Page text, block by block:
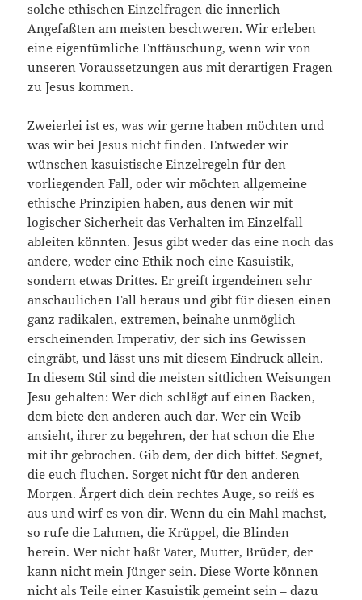
solche ethischen Einzelfragen die innerlich
Angefaßten am meisten beschweren. Wir erleben
eine eigentümliche Enttäuschung, wenn wir von
unseren Voraussetzungen aus mit derartigen Fragen
zu Jesus kommen.
Zweierlei ist es, was wir gerne haben möchten und
was wir bei Jesus nicht finden. Entweder wir
wünschen kasuistische Einzelregeln für den
vorliegenden Fall, oder wir möchten allgemeine
ethische Prinzipien haben, aus denen wir mit
logischer Sicherheit das Verhalten im Einzelfall
ableiten könnten. Jesus gibt weder das eine noch das
andere, weder eine Ethik noch eine Kasuistik,
sondern etwas Drittes. Er greift irgendeinen sehr
anschaulichen Fall heraus und gibt für diesen einen
ganz radikalen, extremen, beinahe unmöglich
erscheinenden Imperativ, der sich ins Gewissen
eingräbt, und lässt uns mit diesem Eindruck allein.
In diesem Stil sind die meisten sittlichen Weisungen
Jesu gehalten: Wer dich schlägt auf einen Backen,
dem biete den anderen auch dar. Wer ein Weib
ansieht, ihrer zu begehren, der hat schon die Ehe
mit ihr gebrochen. Gib dem, der dich bittet. Segnet,
die euch fluchen. Sorget nicht für den anderen
Morgen. Ärgert dich dein rechtes Auge, so reiß es
aus und wirf es von dir. Wenn du ein Mahl machst,
so rufe die Lahmen, die Krüppel, die Blinden
herein. Wer nicht haßt Vater, Mutter, Brüder, der
kann nicht mein Jünger sein. Diese Worte können
nicht als Teile einer Kasuistik gemeint sein – dazu